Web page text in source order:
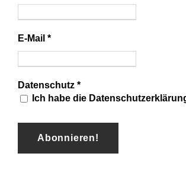
E-Mail *
Datenschutz *
Ich habe die